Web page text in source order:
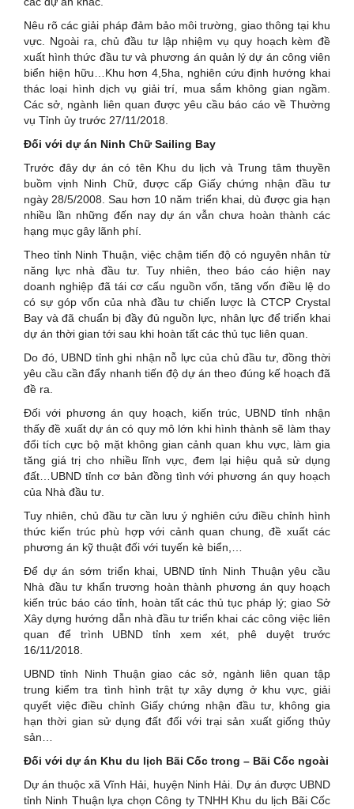
Nêu rõ các giải pháp đảm bảo môi trường, giao thông tại khu
vực. Ngoài ra, chủ đầu tư lập nhiệm vụ quy hoạch kèm đề
xuất hình thức đầu tư và phương án quản lý dự án công viên
biển hiện hữu…Khu hơn 4,5ha, nghiên cứu định hướng khai
thác loại hình dịch vụ giải trí, mua sắm không gian ngầm.
Các sở, ngành liên quan được yêu cầu báo cáo về Thường
vụ Tỉnh ủy trước 27/11/2018.
Đối với dự án Ninh Chữ Sailing Bay
Trước đây dự án có tên Khu du lịch và Trung tâm thuyền
buồm vịnh Ninh Chữ, được cấp Giấy chứng nhận đầu tư
ngày 28/5/2008. Sau hơn 10 năm triển khai, dù được gia hạn
nhiều lần những đến nay dự án vẫn chưa hoàn thành các
hạng mục gây lãnh phí.
Theo tỉnh Ninh Thuận, việc chậm tiến độ có nguyên nhân từ
năng lực nhà đầu tư. Tuy nhiên, theo báo cáo hiện nay
doanh nghiệp đã tái cơ cấu nguồn vốn, tăng vốn điều lệ do
có sự góp vốn của nhà đầu tư chiến lược là CTCP Crystal
Bay và đã chuẩn bị đầy đủ nguồn lực, nhân lực để triển khai
dự án thời gian tới sau khi hoàn tất các thủ tục liên quan.
Do đó, UBND tỉnh ghi nhận nỗ lực của chủ đầu tư, đồng thời
yêu cầu cần đẩy nhanh tiến độ dự án theo đúng kế hoạch đã
đề ra.
Đối với phương án quy hoạch, kiến trúc, UBND tỉnh nhận
thấy đề xuất dự án có quy mô lớn khi hình thành sẽ làm thay
đổi tích cực bộ mặt không gian cảnh quan khu vực, làm gia
tăng giá trị cho nhiều lĩnh vực, đem lại hiệu quả sử dụng
đất…UBND tỉnh cơ bản đồng tình với phương án quy hoạch
của Nhà đầu tư.
Tuy nhiên, chủ đầu tư cần lưu ý nghiên cứu điều chỉnh hình
thức kiến trúc phù hợp với cảnh quan chung, đề xuất các
phương án kỹ thuật đối với tuyến kè biển,…
Để dự án sớm triển khai, UBND tỉnh Ninh Thuận yêu cầu
Nhà đầu tư khẩn trương hoàn thành phương án quy hoạch
kiến trúc báo cáo tỉnh, hoàn tất các thủ tục pháp lý; giao Sở
Xây dựng hướng dẫn nhà đầu tư triển khai các công việc liên
quan để trình UBND tỉnh xem xét, phê duyệt trước
16/11/2018.
UBND tỉnh Ninh Thuận giao các sở, ngành liên quan tập
trung kiểm tra tình hình trật tự xây dựng ở khu vực, giải
quyết việc điều chỉnh Giấy chứng nhận đầu tư, không gia
hạn thời gian sử dụng đất đối với trại sản xuất giống thủy
sản…
Đối với dự án Khu du lịch Bãi Cốc trong – Bãi Cốc ngoài
Dự án thuộc xã Vĩnh Hải, huyện Ninh Hải. Dự án được UBND
tỉnh Ninh Thuận lựa chọn Công ty TNHH Khu du lịch Bãi Cốc